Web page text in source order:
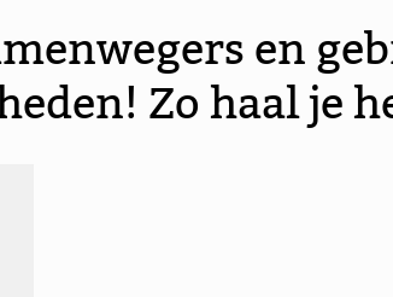
en
Zo haal je